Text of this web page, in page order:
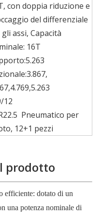
con doppia riduzione e
del differenziale
assi, Capacità
16T
12
Pneumatico per
12+1 pezzi
prodotto
efficiente: dotato di un
una potenza nominale di